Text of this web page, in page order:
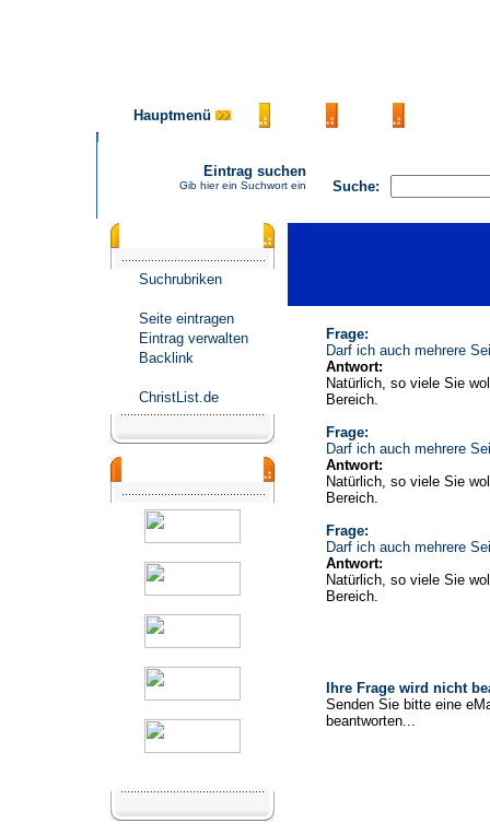
Hauptmenü
Suche:
Eintrag suchen
Gib hier ein Suchwort ein
Suchrubriken
Seite eintragen
Eintrag verwalten
Backlink
ChristList.de
Frage:
Darf ich auch mehrere
Antwort:
Natürlich, so viele Sie
Bereich.
Frage:
Darf ich auch mehrere
Antwort:
Natürlich, so viele Sie
Bereich.
Frage:
Darf ich auch mehrere
Antwort:
Natürlich, so viele Sie
Bereich.
Ihre Frage wird nicht
Senden Sie bitte eine
beantworten...